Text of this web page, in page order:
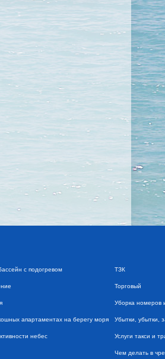
с подогревом
апартаментах на берегу моря
небес
ТЗК
Торговый
Уборка номеров
Убытки, убытки,
Услуги такси и
Чем делать в